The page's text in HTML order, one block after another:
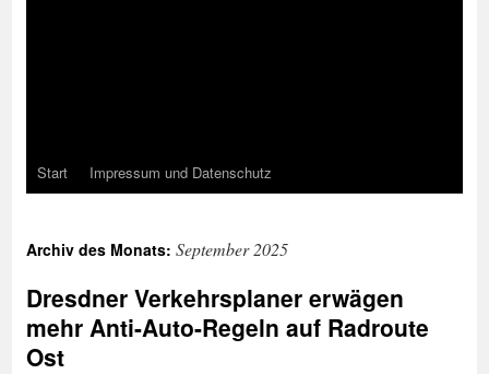
Start Impressum und Datenschutz
Archiv des Monats: September 2025
Dresdner Verkehrsplaner erwägen
mehr Anti-Auto-Regeln auf Radroute
Ost